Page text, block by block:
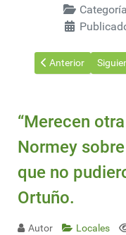
Artículo anterior:
Anterior
“Merecen
Normey
que no
Ortuño.
Autor Locales